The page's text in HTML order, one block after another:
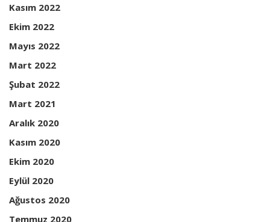
Kasım 2022
Ekim 2022
Mayıs 2022
Mart 2022
Şubat 2022
Mart 2021
Aralık 2020
Kasım 2020
Ekim 2020
Eylül 2020
Ağustos 2020
Temmuz 2020